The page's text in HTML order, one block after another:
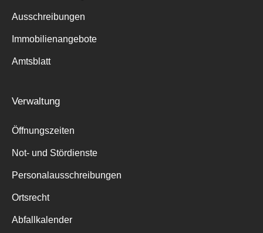
Suche
Ausschreibungen
Immobilienangebote
Amtsblatt
Verwaltung
Öffnungszeiten
Not- und Stördienste
Personalausschreibungen
Ortsrecht
Abfallkalender